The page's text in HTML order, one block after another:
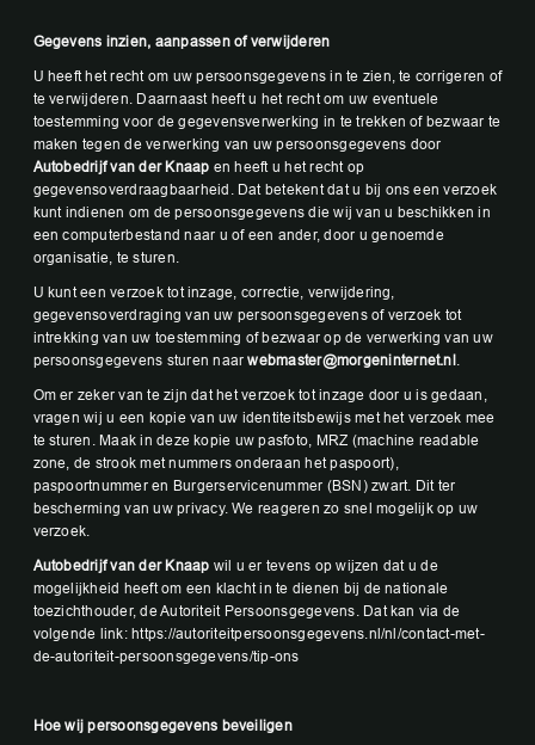
Gegevens inzien, aanpassen of verwijderen
U heeft het recht om uw persoonsgegevens in te zien, te corrigeren of
te verwijderen. Daarnaast heeft u het recht om uw eventuele
toestemming voor de gegevensverwerking in te trekken of bezwaar te
maken tegen de verwerking van uw persoonsgegevens door
Autobedrijf van der Knaap en heeft u het recht op
gegevensoverdraagbaarheid. Dat betekent dat u bij ons een verzoek
kunt indienen om de persoonsgegevens die wij van u beschikken in
een computerbestand naar u of een ander, door u genoemde
organisatie, te sturen.
U kunt een verzoek tot inzage, correctie, verwijdering,
gegevensoverdraging van uw persoonsgegevens of verzoek tot
intrekking van uw toestemming of bezwaar op de verwerking van uw
persoonsgegevens sturen naarwebmaster@morgeninternet.nl .
Om er zeker van te zijn dat het verzoek tot inzage door u is gedaan,
vragen wij u een kopie van uw identiteitsbewijs met het verzoek mee
te sturen. Maak in deze kopie uw pasfoto, MRZ (machine readable
zone, de strook met nummers onderaan het paspoort),
paspoortnummer en Burgerservicenummer (BSN) zwart. Dit ter
bescherming van uw privacy. We reageren zo snel mogelijk op uw
verzoek.
Autobedrijf van der Knaap wil u er tevens op wijzen dat u de
mogelijkheid heeft om een klacht in te dienen bij de nationale
toezichthouder, de Autoriteit Persoonsgegevens. Dat kan via de
volgende link: https://autoriteitpersoonsgegevens.nl/nl/contact-met-
de-autoriteit-persoonsgegevens/tip-ons
Hoe wij persoonsgegevens beveiligen